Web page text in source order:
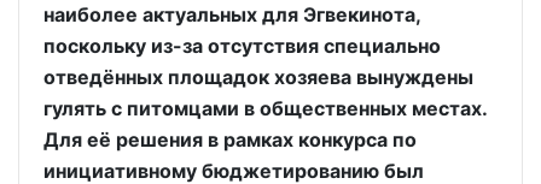
наиболее актуальных для Эгвекинота,
поскольку из-за отсутствия специально
отведённых площадок хозяева вынуждены
гулять с питомцами в общественных местах.
Для её решения в рамках конкурса по
инициативному бюджетированию был